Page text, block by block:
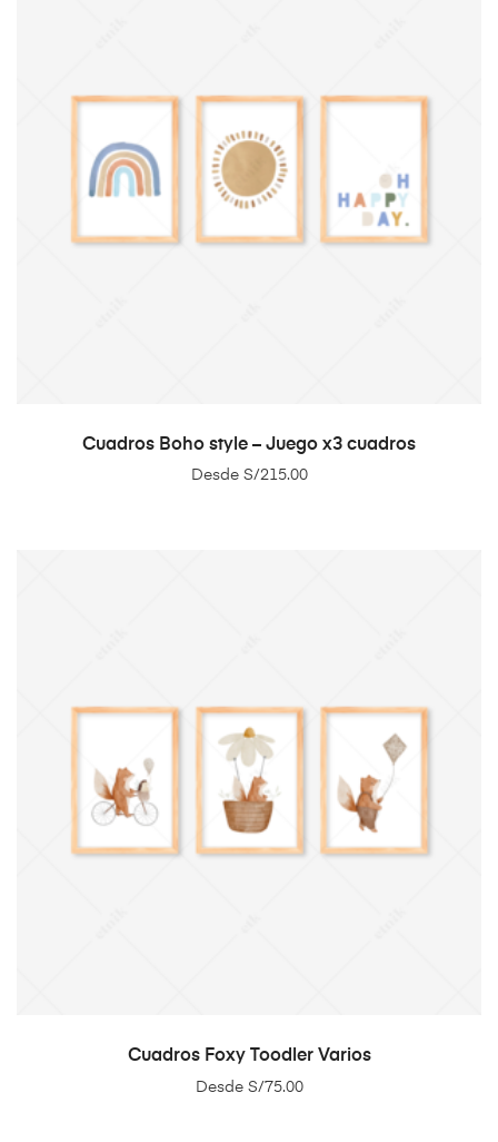
SELECT OPTIONS
Cuadros Boho style – Juego x3 cuadros
Desde S/215.00
SELECT OPTIONS
Cuadros Foxy Toodler Varios
Desde S/75.00